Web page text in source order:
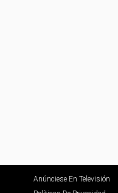
Anúnciese En Televisión